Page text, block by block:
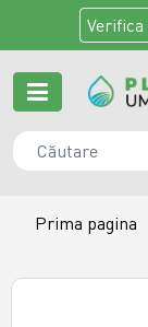
Verifica
Prima pagina